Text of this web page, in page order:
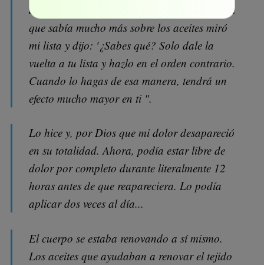
dolor de 10 a un 5",
. "Entonces, alguien
que sabía mucho más sobre los aceites miró
mi lista y dijo: '¿Sabes qué? Solo dale la
vuelta a tu lista y hazlo en el orden contrario.
Cuando lo hagas de esa manera, tendrá un
efecto mucho mayor en ti ".
Lo hice y, por Dios que mi dolor desapareció
en su totalidad. Ahora, podía estar libre de
dolor por completo durante literalmente 12
horas antes de que reapareciera. Lo podía
aplicar dos veces al día...
El cuerpo se estaba renovando a sí mismo.
Los aceites que ayudaban a renovar el tejido